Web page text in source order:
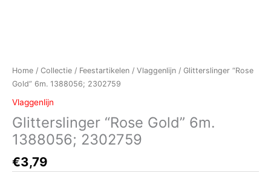
Home / Collectie / Feestartikelen / Vlaggenlijn / Glitterslinger “Rose
Gold” 6m. 1388056; 2302759
Vlaggenlijn
Glitterslinger “Rose Gold” 6m.
1388056; 2302759
€3,79